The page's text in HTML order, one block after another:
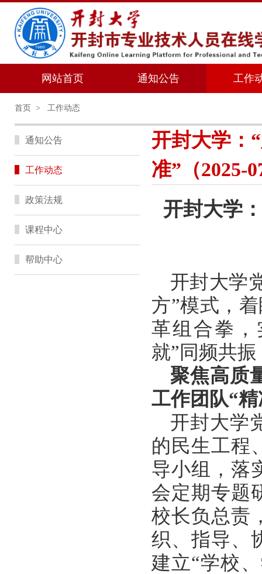
网站首页 通知公告 工作
首页 > 工作动态
通知公告
工作动态
政策法规
课程中心
帮助中心
开封大学：
准”（2025-
开封大学：
开封大学
方”模式，
革组合拳
就”同频共
聚焦高质
工作团队“
开封大学
的民生工程
导小组，落
会定期专题
校长负总责
织、指导、
建立“学校